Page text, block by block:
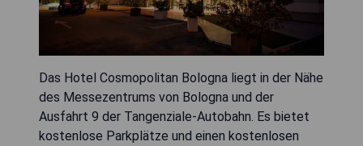
Das Hotel Cosmopolitan Bologna liegt in der Nähe
des Messezentrums von Bologna und der
Ausfahrt 9 der Tangenziale-Autobahn. Es bietet
kostenlose Parkplätze und einen kostenlosen